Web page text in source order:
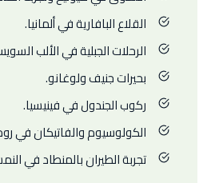
القلاع البافارية في ألمانيا.
الرحلات الجبلية في الألب
بحيرات جنيف ولوغانو.
ركوب الجندول في فينيسيا.
الكولوسيوم والفاتيكان في
تجربة الطيران بالمنطاد في